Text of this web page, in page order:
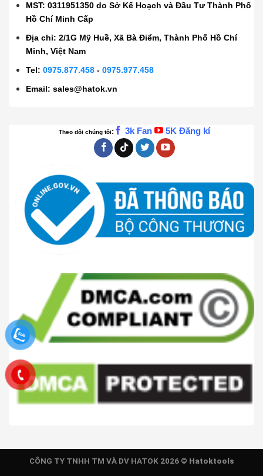
MST: 0311951350 do Sở Kế Hoạch và Đầu Tư Thành Phố
Hồ Chí Minh Cấp
Địa chỉ: 2/1G Mỹ Huề, Xã Bà Điểm, Thành Phố Hồ Chí
Minh, Việt Nam
Tel:0975.877.458 -0975.977.458
Email:sales@hatok.vn
Theo dõi chúng tôi: 3k Fan 5K Đăng kí
CÔNG TY TNHH TM VÀ DV HATOK 2026 © Hatoktools